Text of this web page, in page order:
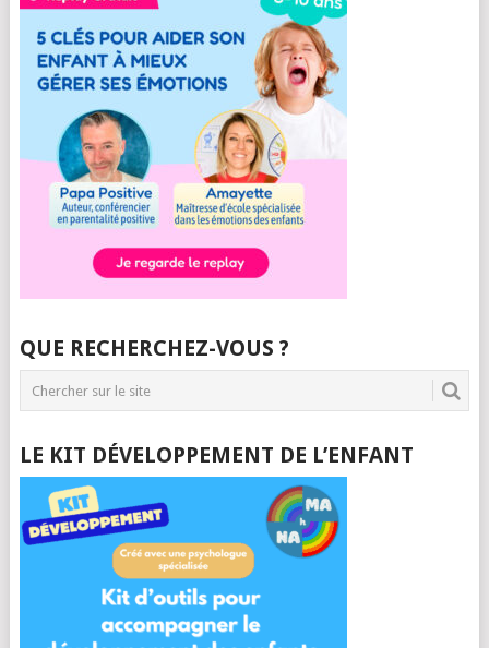
QUE RECHERCHEZ-VOUS ?
LE KIT DÉVELOPPEMENT DE L’ENFANT